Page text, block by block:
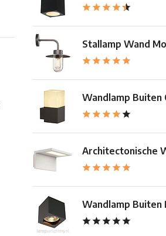
Stallamp Wand
Wandlamp Buiten
Architectonische
Wandlamp Buiten